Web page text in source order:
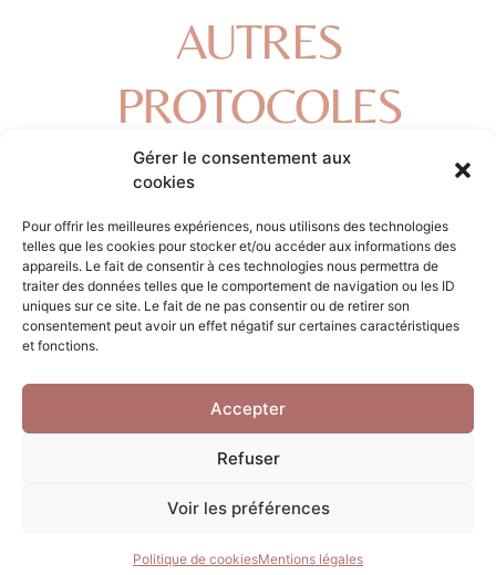
Gérer le consentement aux
cookies
Pour offrir les meilleures expériences, nous utilisons des technologies
telles que les cookies pour stocker et/ou accéder aux informations des
appareils. Le fait de consentir à ces technologies nous permettra de
traiter des données telles que le comportement de navigation ou les ID
uniques sur ce site. Le fait de ne pas consentir ou de retirer son
consentement peut avoir un effet négatif sur certaines caractéristiques
et fonctions.
Accepter
Refuser
Voir les préférences
Politique de cookiesMentions légales
AUTRES
PROTOCOLES
IPL STELLAR M22Photorajeunissement